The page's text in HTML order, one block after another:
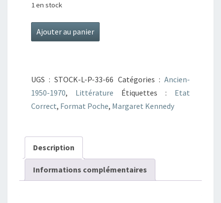
1 en stock
quantité
de
commun
Ajouter au panier
UGS :STOCK-L-P-33-66 Catégories :Ancien-
1950-1970, Littérature Étiquettes : Etat
Correct, Format Poche, Margaret Kennedy
Description
Informations complémentaires